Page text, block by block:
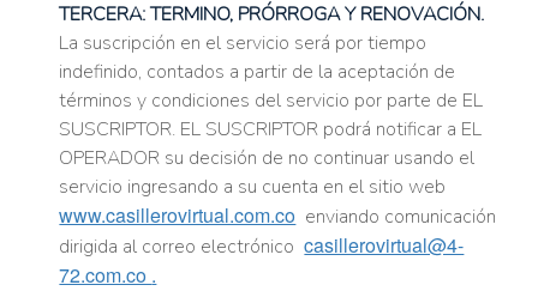
TERCERA: TERMINO, PRÓRROGA Y RENOVACIÓN.
La suscripción en el servicio será por tiempo
indefinido, contados a partir de la aceptación de
términos y condiciones del servicio por parte de EL
SUSCRIPTOR. EL SUSCRIPTOR podrá notificar a EL
OPERADOR su decisión de no continuar usando el
servicio ingresando a su cuenta en el sitio web
www.casillerovirtual.com.co enviando comunicación
dirigida al correo electrónicocasillerovirtual@4-
72.com.co .